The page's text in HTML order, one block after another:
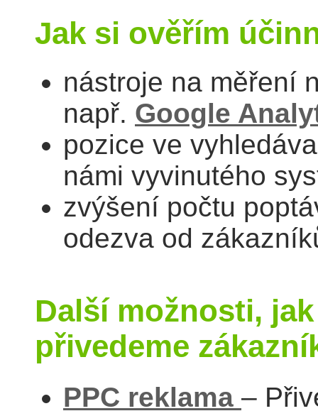
Jak si ověřím
nástroje na měření
např. Google
pozice ve
námi vyvinutého
zvýšení počtu
odezva od
Další možnosti,
přivedeme
PPC reklama –